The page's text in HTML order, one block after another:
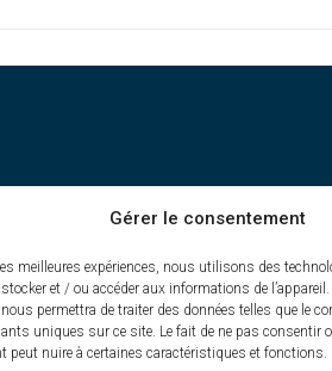
Gérer le consentement
meilleures expériences, nous utilisons des
et / ou accéder aux informations de
permettra de traiter des données telles que le
uniques sur ce site. Le fait de ne pas consentir
peut nuire à certaines caractéristiques et fonctions.